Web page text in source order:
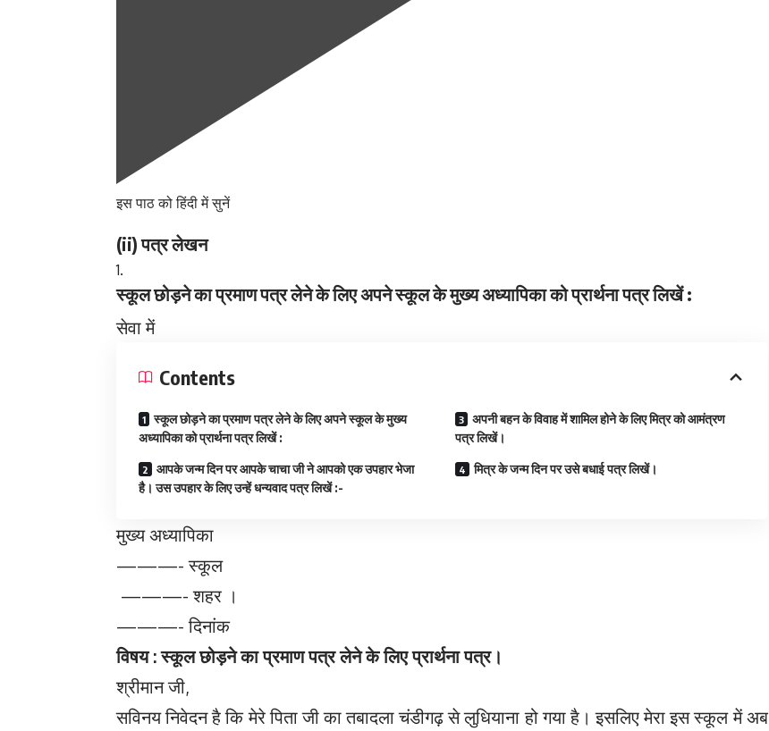
इस पाठ को हिंदी में सुनें
(ii) पत्र लेखन
स्कूल छोड़ने का प्रमाण पत्र लेने के लिए अपने स्कूल के मुख्य अध्यापिका को प्रार्थना पत्र लिखें :
सेवा में
Contents
स्कूल छोड़ने का प्रमाण पत्र लेने के लिए अपने स्कूल के मुख्य
अध्यापिका को प्रार्थना पत्र लिखें :
आपके जन्म दिन पर आपके चाचा जी ने आपको एक उपहार भेजा
है। उस उपहार के लिए उन्हें धन्यवाद पत्र लिखें :-
अपनी बहन के विवाह में शामिल होने के लिए मित्र को आमंत्रण
पत्र लिखें।
मित्र के जन्म दिन पर उसे बधाई पत्र लिखें।
मुख्य अध्यापिका
———- स्कूल
———- शहर ।
———- दिनांक
विषय : स्कूल छोड़ने का प्रमाण पत्र लेने के लिए प्रार्थना पत्र।
श्रीमान जी,
सविनय निवेदन है कि मेरे पिता जी का तबादला चंडीगढ़ से लुधियाना हो गया है। इसलिए मेरा इस स्कूल में अब